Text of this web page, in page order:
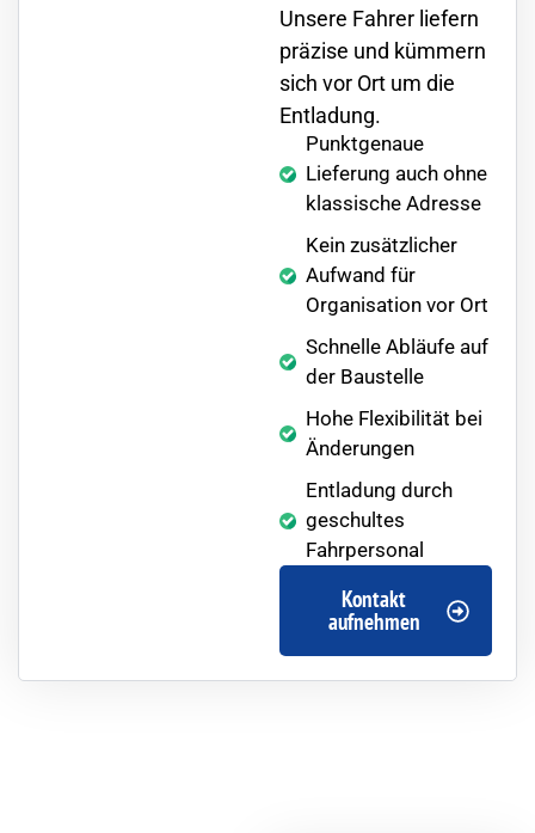
Unsere Fahrer liefern
präzise und kümmern
sich vor Ort um die
Entladung.
Punktgenaue
Lieferung auch ohne
klassische Adresse
Kein zusätzlicher
Aufwand für
Organisation vor Ort
Schnelle Abläufe auf
der Baustelle
Hohe Flexibilität bei
Änderungen
Entladung durch
geschultes
Fahrpersonal
Kontakt
aufnehmen